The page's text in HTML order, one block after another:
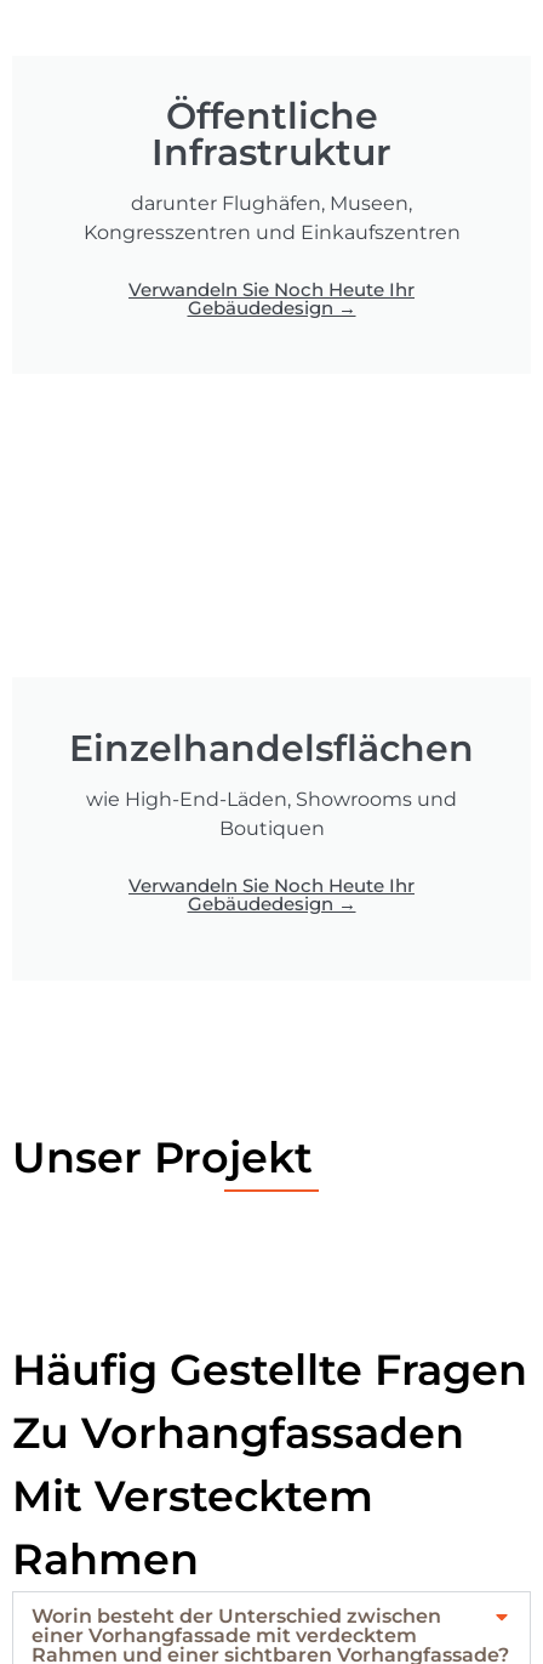
Öffentliche
Infrastruktur
darunter Flughäfen, Museen,
Kongresszentren und Einkaufszentren
Verwandeln Sie Noch Heute Ihr
Gebäudedesign →
Einzelhandelsflächen
wie High-End-Läden, Showrooms und
Boutiquen
Verwandeln Sie Noch Heute Ihr
Gebäudedesign →
Unser Projekt
Häufig Gestellte Fragen
Zu Vorhangfassaden
Mit Verstecktem
Rahmen
Worin besteht der Unterschied zwischen
einer Vorhangfassade mit verdecktem
Rahmen und einer sichtbaren Vorhangfassade?